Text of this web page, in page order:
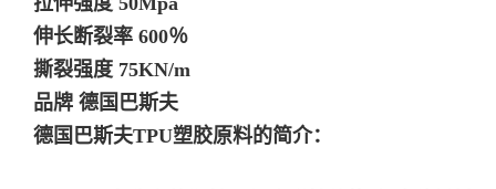
伸长断裂率 600％
撕裂强度 75KN/m
品牌 德国巴斯夫
德国巴斯夫TPU塑胶原料的简介：